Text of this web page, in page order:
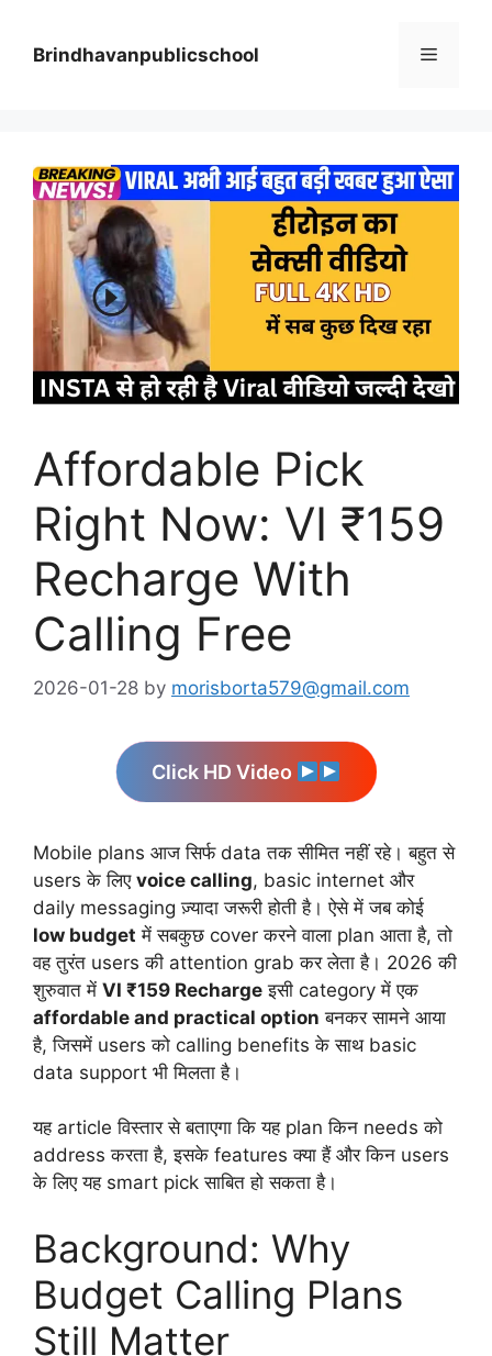
content
Brindhavanpublicschool Menu
Affordable Pick
Right Now: VI ₹159
Recharge With
Calling Free
2026-01-28 by morisborta579@gmail.com
Click HD Video
Mobile plans आज सिर्फ data तक सीमित नहीं रहे। बहुत से
users के लिए voice calling, basic internet और
daily messaging ज़्यादा जरूरी होती है। ऐसे में जब कोई
low budget में सबकुछ cover करने वाला plan आता है, तो
वह तुरंत users की attention grab कर लेता है। 2026 की
शुरुवात में VI ₹159 Recharge इसी category में एक
affordable and practical option बनकर सामने आया
है, जिसमें users को calling benefits के साथ basic
data support भी मिलता है।
यह article विस्तार से बताएगा कि यह plan किन needs को
address करता है, इसके features क्या हैं और किन users
के लिए यह smart pick साबित हो सकता है।
Background: Why
Budget Calling Plans
Still Matter